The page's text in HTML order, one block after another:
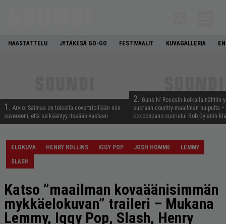
HAASTATTELU JYTÄKESÄ GO-GO FESTIVAALIT KUVAGALLERIA
1. Arvio: Saimaa on toisella covertripillään niin
suvereeni, että se kääntyy itseään vastaan
2. Guns N’ Rosesin keikalla nähtiin
suoraan country-maailman huipulta
kokoonpano suoriutui Bob Dylanin
ELOKUVA HENRY ROLLINS IGGY POP JOSH HOMME
LEMMY
SLASH
Katso ”maailman kovaäänisimmän
mykkäelokuvan” traileri – Mukana
Lemmy, Iggy Pop, Slash, Henry